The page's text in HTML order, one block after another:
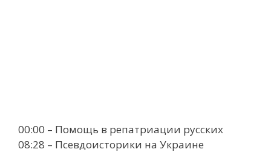
00:00 – Помощь в репатриации русских
08:28 – Псевдоисторики на Украине